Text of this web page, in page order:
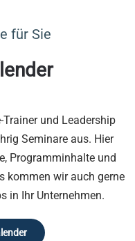
für Sie
Trainer und Leadership
Seminare aus. Hier
Programminhalte und
kommen wir auch gerne
in Ihr Unternehmen.